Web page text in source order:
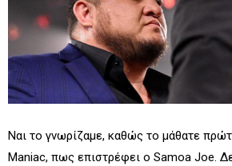
Ναι το γνωρίζαμε, καθώς το μάθατε
Maniac, πως επιστρέφει ο Samoa Joe.